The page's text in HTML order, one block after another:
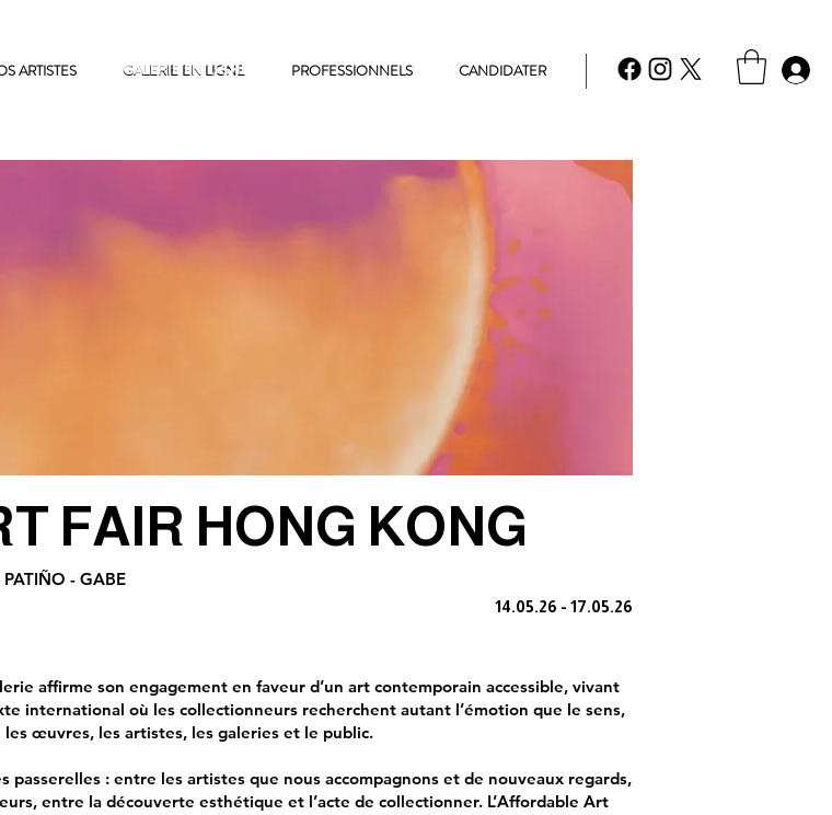
ARTISTES GALERIE EN LIGNE PROFESSIONNELS CANDIDATER
GALERIE EN LIGNE
FAIR HONG KONG
- GABE
14.05.26 - 17.05.26
affirme son engagement en faveur d’un art contemporain accessible, vivant
international où les collectionneurs recherchent autant l’émotion que le sens,
œuvres, les artistes, les galeries et le public.
: entre les artistes que nous accompagnons et de nouveaux regards,
entre la découverte esthétique et l’acte de collectionner. L’Affordable Art